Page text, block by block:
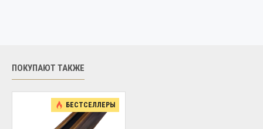
ПОКУПАЮТ ТАКЖЕ
БЕСТСЕЛЛЕРЫ